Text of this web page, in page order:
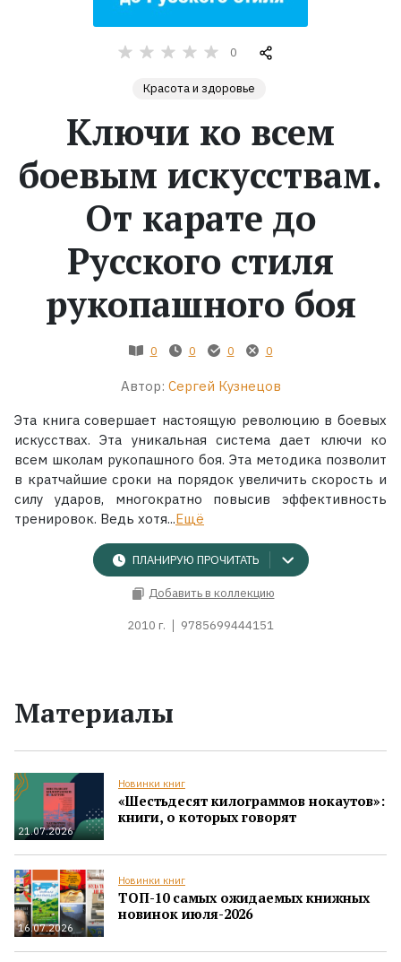
Коллекции
0
Красота и здоровье
Ключи ко всем
боевым искусствам.
От карате до
Русского стиля
рукопашного боя
0 0 0 0
Автор: Сергей Кузнецов
Эта книга совершает настоящую революцию в боевых
искусствах. Эта уникальная система дает ключи ко
всем школам рукопашного боя. Эта методика позволит
в кратчайшие сроки на порядок увеличить скорость и
силу ударов, многократно повысив эффективность
тренировок. Ведь хотя...Ещё
ПЛАНИРУЮ ПРОЧИТАТЬ
Добавить в коллекцию
2010 г. 9785699444151
Материалы
21.07.2026
Новинки книг
«Шестьдесят килограммов нокаутов»:
книги, о которых говорят
16.07.2026
Новинки книг
ТОП-10 самых ожидаемых книжных
новинок июля-2026